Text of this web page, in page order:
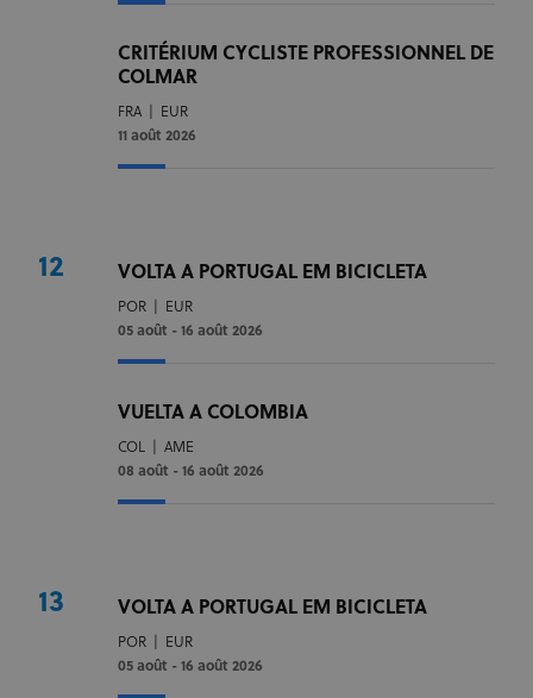
CRITÉRIUM CYCLISTE PROFESSIONNEL DE
COLMAR
FRA
EUR
11 août 2026
12 VOLTA A PORTUGAL EM BICICLETA
POR
EUR
05 août - 16 août 2026
VUELTA A COLOMBIA
COL |AME
08 août - 16 août 2026
13 VOLTA A PORTUGAL EM BICICLETA
POR
EUR
05 août - 16 août 2026